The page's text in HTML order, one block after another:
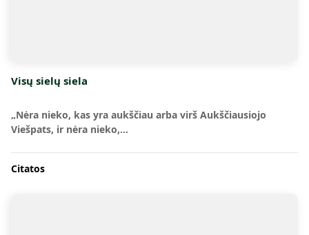
Visų sielų siela
„Nėra nieko, kas yra aukščiau arba virš Aukščiausiojo
Viešpats, ir nėra nieko,…
Citatos